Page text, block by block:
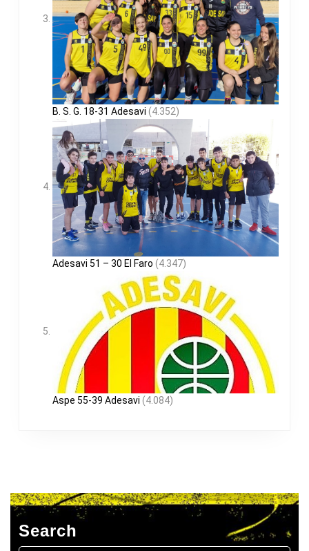
B. S. G. 18-31 Adesavi (4.352)
Adesavi 51 – 30 El Faro (4.347)
Aspe 55-39 Adesavi (4.084)
Search